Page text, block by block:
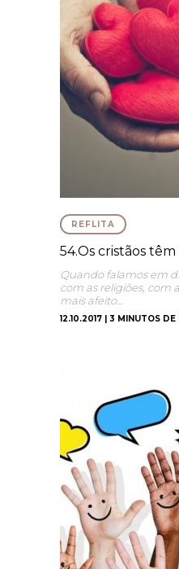
REFLITA
54.Os cristãos
Quando falamos em
com as religiões, com
mais afeito…
12.10.2017 | 3 MINUTOS DE